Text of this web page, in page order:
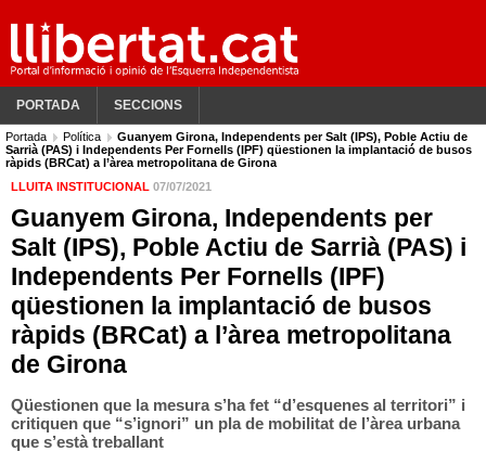
PORTADA SECCIONS
Portada Política
Guanyem Girona, Independents per Salt (IPS), Poble Actiu de
Sarrià (PAS) i Independents Per Fornells (IPF) qüestionen la implantació de busos
ràpids (BRCat) a l’àrea metropolitana de Girona
LLUITA INSTITUCIONAL 07/07/2021
Guanyem Girona, Independents per
Salt (IPS), Poble Actiu de Sarrià (PAS) i
Independents Per Fornells (IPF)
qüestionen la implantació de busos
ràpids (BRCat) a l’àrea metropolitana
de Girona
Qüestionen que la mesura s’ha fet “d’esquenes al territori” i
critiquen que “s’ignori” un pla de mobilitat de l’àrea urbana
que s’està treballant